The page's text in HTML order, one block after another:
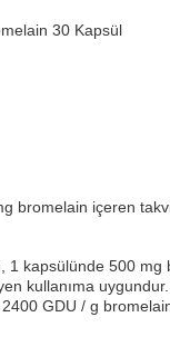
30 Kapsül
bromelain içeren
1 kapsülünde 500 mg
kullanıma uygundur.
GDU / g